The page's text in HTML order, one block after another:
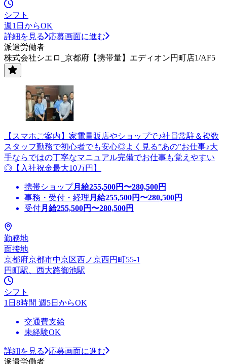
シフト
週1日からOK
詳細を見る
応募画面に進む
派遣労働者
株式会社シエロ_京都府【携帯量】エディオン円町店1/AF5
【スマホご案内】家電量販店やショップで♪社員常駐＆複数
スタッフ勤務で初心者でも安心◎よく見る”あの”お仕事♪大
手ならではの丁寧なマニュアル完備でお仕事も覚えやすい
◎【入社祝金最大10万円】
携帯ショップ月給255,500円〜280,500円
事務・受付・経理 月給255,500円〜280,500円
受付月給255,500円〜280,500円
勤務地
面接地
京都府京都市中京区西ノ京西円町55-1
円町駅、西大路御池駅
シフト
1日8時間 週5日からOK
交通費支給
未経験OK
詳細を見る
応募画面に進む
派遣労働者